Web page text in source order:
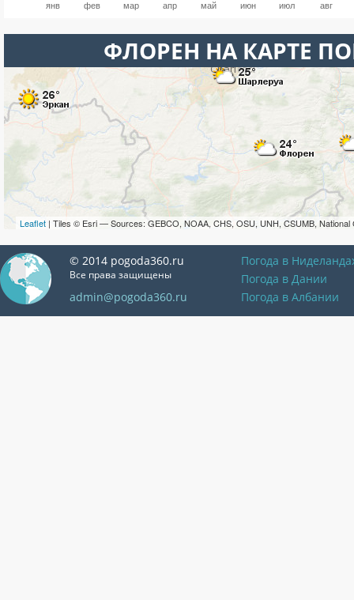
янв фев мар апр май июн июл авг
ФЛОРЕН НА КАРТЕ
Leaflet | Tiles © Esri — Sources: GEBCO, NOAA, CHS, OSU, UNH, CSUMB, National
© 2014 pogoda360.ru
Все права защищены
admin@pogoda360.ru
Погода в
Погода в Дании
Погода в Албании